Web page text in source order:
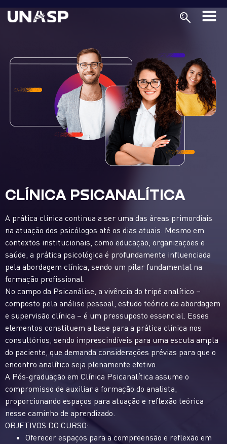
CLÍNICA PSICANALÍTICA
A prática clínica continua a ser uma das áreas primordiais
na atuação dos psicólogos até os dias atuais. Mesmo em
contextos institucionais, como educação, organizações e
saúde, a prática psicológica é profundamente influenciada
pela abordagem clínica, sendo um pilar fundamental na
formação profissional.
No campo da Psicanálise, a vivência do tripé analítico –
composto pela análise pessoal, estudo teórico da abordagem
e supervisão clínica – é um pressuposto essencial. Esses
elementos constituem a base para a prática clínica nos
consultórios, sendo imprescindíveis para uma escuta ampla
do paciente, que demanda considerações prévias para que o
encontro analítico seja plenamente efetivo.
A Pós-graduação em Clínica Psicanalítica assume o
compromisso de auxiliar a formação do analista,
proporcionando espaços para atuação e reflexão teórica
nesse caminho de aprendizado.
OBJETIVOS DO CURSO:
Oferecer espaços para a compreensão e reflexão em